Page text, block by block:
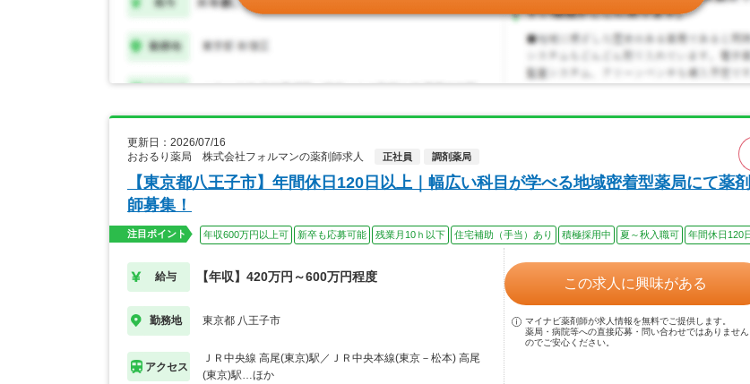
更新日：2026/07/16
おおるり薬局 株式会社フォルマンの薬剤師求人
正社員 調剤薬局
【東京都八王子市】年間休日120日以上｜幅広い科目が学べる地域密着型薬局にて薬剤
師募集！
注目ポイント 年収600万円以上可 新卒も応募可能 残業月10ｈ以下 住宅補助（手当）あり 積極採用中 夏～秋入職可 年間休日120
給与 【年収】420万円～600万円程度
勤務地 東京都 八王子市
アクセス
ＪＲ中央線 高尾(東京)駅／ＪＲ中央本線(東京－松本) 高尾
(東京)駅…ほか
この求人に興味がある
マイナビ薬剤師が求人情報を無料でご提供します。
薬局・病院等への直接応募・問い合わせではありません
のでご安心ください。